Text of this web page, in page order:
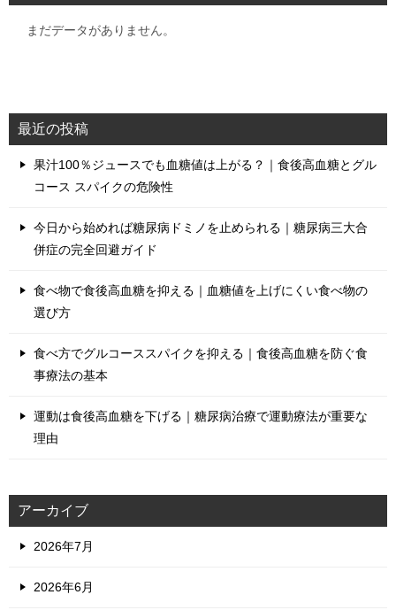
まだデータがありません。
最近の投稿
果汁100％ジュースでも血糖値は上がる？｜食後高血糖とグル
コース スパイクの危険性
今日から始めれば糖尿病ドミノを止められる｜糖尿病三大合
併症の完全回避ガイド
食べ物で食後高血糖を抑える｜血糖値を上げにくい食べ物の
選び方
食べ方でグルコーススパイクを抑える｜食後高血糖を防ぐ食
事療法の基本
運動は食後高血糖を下げる｜糖尿病治療で運動療法が重要な
理由
アーカイブ
2026年7月
2026年6月